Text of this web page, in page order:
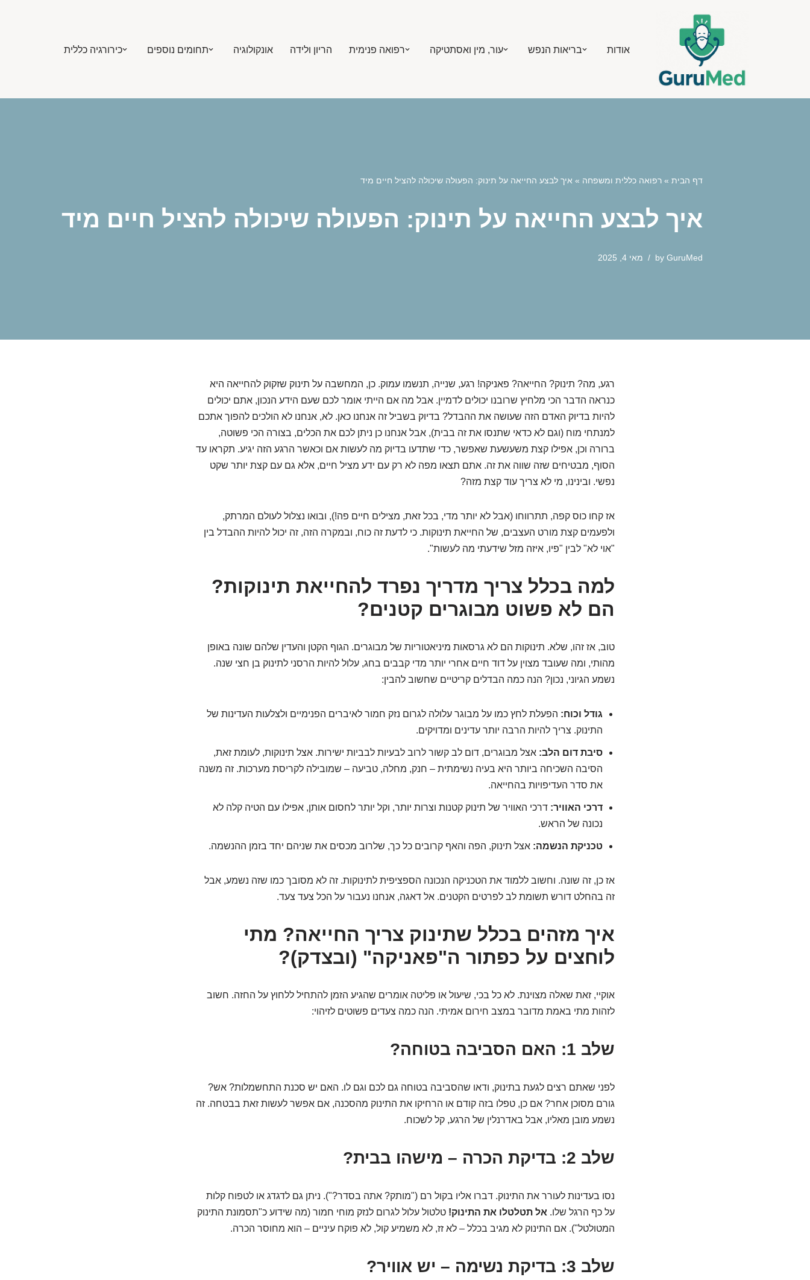
אודות בריאות הנפש עור, מין ואסתטיקה רפואה פנימית הריון ולידה אונקולוגיה תחומים נוספים כירורגיה כללית
דף הבית » רפואה כללית ומשפחה » איך לבצע החייאה על תינוק: הפעולה שיכולה להציל חיים מיד
איך לבצע החייאה על תינוק: הפעולה שיכולה להציל חיים מיד
by GuruMed מאי 4, 2025
רגע, מה? תינוק? החייאה? פאניקה! רגע, שנייה, תנשמו עמוק. כן, המחשבה על תינוק שזקוק להחייאה היא
כנראה הדבר הכי מלחיץ שרובנו יכולים לדמיין. אבל מה אם הייתי אומר לכם שעם הידע הנכון, אתם יכולים
להיות בדיוק האדם הזה שעושה את ההבדל? בדיוק בשביל זה אנחנו כאן. לא, אנחנו לא הולכים להפוך אתכם
למנתחי מוח (וגם לא כדאי שתנסו את זה בבית), אבל אנחנו כן ניתן לכם את הכלים, בצורה הכי פשוטה,
ברורה וכן, אפילו קצת משעשעת שאפשר, כדי שתדעו בדיוק מה לעשות אם וכאשר הרגע הזה יגיע. תקראו עד
הסוף, מבטיחים שזה שווה את זה. אתם תצאו מפה לא רק עם ידע מציל חיים, אלא גם עם קצת יותר שקט
נפשי. ובינינו, מי לא צריך עוד קצת מזה?
אז קחו כוס קפה, תתרווחו (אבל לא יותר מדי, בכל זאת, מצילים חיים פה!), ובואו נצלול לעולם המרתק,
ולפעמים קצת מורט העצבים, של החייאת תינוקות. כי לדעת זה כוח, ובמקרה הזה, זה יכול להיות ההבדל בין
"אוי לא" לבין "פיו, איזה מזל שידעתי מה לעשות".
למה בכלל צריך מדריך נפרד להחייאת תינוקות?
הם לא פשוט מבוגרים קטנים?
טוב, אז זהו, שלא. תינוקות הם לא גרסאות מיניאטוריות של מבוגרים. הגוף הקטן והעדין שלהם שונה באופן
מהותי, ומה שעובד מצוין על דוד חיים אחרי יותר מדי קבבים בחג, עלול להיות הרסני לתינוק בן חצי שנה.
נשמע הגיוני, נכון? הנה כמה הבדלים קריטיים שחשוב להבין:
גודל וכוח: הפעלת לחץ כמו על מבוגר עלולה לגרום נזק חמור לאיברים הפנימיים ולצלעות העדינות של
התינוק. צריך להיות הרבה יותר עדינים ומדויקים.
סיבת דום הלב: אצל מבוגרים, דום לב קשור לרוב לבעיות לבביות ישירות. אצל תינוקות, לעומת זאת,
הסיבה השכיחה ביותר היא בעיה נשימתית – חנק, מחלה, טביעה – שמובילה לקריסת מערכות. זה משנה
את סדר העדיפויות בהחייאה.
דרכי האוויר: דרכי האוויר של תינוק קטנות וצרות יותר, וקל יותר לחסום אותן, אפילו עם הטיה קלה לא
נכונה של הראש.
טכניקת הנשמה: אצל תינוק, הפה והאף קרובים כל כך, שלרוב מכסים את שניהם יחד בזמן ההנשמה.
אז כן, זה שונה. וחשוב ללמוד את הטכניקה הנכונה הספציפית לתינוקות. זה לא מסובך כמו שזה נשמע, אבל
זה בהחלט דורש תשומת לב לפרטים הקטנים. אל דאגה, אנחנו נעבור על הכל צעד צעד.
איך מזהים בכלל שתינוק צריך החייאה? מתי
לוחצים על כפתור ה"פאניקה" (ובצדק)?
אוקיי, זאת שאלה מצוינת. לא כל בכי, שיעול או פליטה אומרים שהגיע הזמן להתחיל ללחוץ על החזה. חשוב
לזהות מתי באמת מדובר במצב חירום אמיתי. הנה כמה צעדים פשוטים לזיהוי:
שלב 1: האם הסביבה בטוחה?
לפני שאתם רצים לגעת בתינוק, ודאו שהסביבה בטוחה גם לכם וגם לו. האם יש סכנת התחשמלות? אש?
גורם מסוכן אחר? אם כן, טפלו בזה קודם או הרחיקו את התינוק מהסכנה, אם אפשר לעשות זאת בבטחה. זה
נשמע מובן מאליו, אבל באדרנלין של הרגע, קל לשכוח.
שלב 2: בדיקת הכרה – מישהו בבית?
נסו בעדינות לעורר את התינוק. דברו אליו בקול רם ("מותק? אתה בסדר?"). ניתן גם לדגדג או לטפוח קלות
על כף הרגל שלו. אל תטלטלו את התינוק! טלטול עלול לגרום לנזק מוחי חמור (מה שידוע כ"תסמונת התינוק
המטולטל"). אם התינוק לא מגיב בכלל – לא זז, לא משמיע קול, לא פוקח עיניים – הוא מחוסר הכרה.
שלב 3: בדיקת נשימה – יש אוויר?